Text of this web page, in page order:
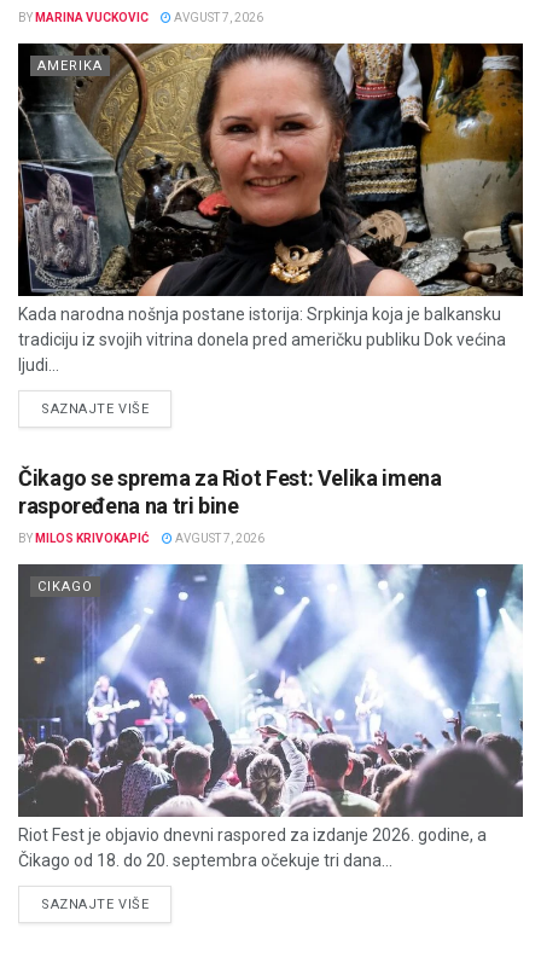
BY MARINA VUCKOVIC AVGUST 7, 2026
AMERIKA
Kada narodna nošnja postane istorija: Srpkinja koja je balkansku
tradiciju iz svojih vitrina donela pred američku publiku Dok većina
ljudi...
SAZNAJTE VIŠEDETAILS
Čikago se sprema za Riot Fest: Velika imena
raspoređena na tri bine
BY MILOS KRIVOKAPIĆ AVGUST 7, 2026
CIKAGO
Riot Fest je objavio dnevni raspored za izdanje 2026. godine, a
Čikago od 18. do 20. septembra očekuje tri dana...
SAZNAJTE VIŠEDETAILS